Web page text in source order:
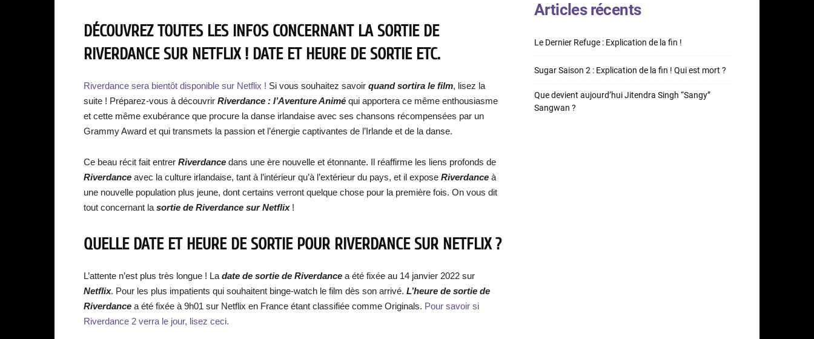
DÉCOUVREZ TOUTES LES INFOS CONCERNANT LA SORTIE DE
RIVERDANCE SUR NETFLIX ! DATE ET HEURE DE SORTIE ETC.
Riverdance sera bientôt disponible sur Netflix ! Si vous souhaitez savoir quand sortira le film, lisez la
suite ! Préparez-vous à découvrir Riverdance : l’Aventure Animé qui apportera ce même enthousiasme
et cette même exubérance que procure la danse irlandaise avec ses chansons récompensées par un
Grammy Award et qui transmets la passion et l’énergie captivantes de l’Irlande et de la danse.
Ce beau récit fait entrer Riverdance dans une ère nouvelle et étonnante. Il réaffirme les liens profonds de
Riverdance avec la culture irlandaise, tant à l’intérieur qu’à l’extérieur du pays, et il expose Riverdance à
une nouvelle population plus jeune, dont certains verront quelque chose pour la première fois. On vous dit
tout concernant la sortie de Riverdance sur Netflix!
QUELLE DATE ET HEURE DE SORTIE POUR RIVERDANCE SUR NETFLIX ?
L’attente n’est plus très longue ! La date de sortie de Riverdance a été fixée au 14 janvier 2022 sur
Netflix. Pour les plus impatients qui souhaitent binge-watch le film dès son arrivé. L’heure de sortie de
Riverdance a été fixée à 9h01 sur Netflix en France étant classifiée comme Originals. Pour savoir si
Riverdance 2 verra le jour, lisez ceci.
Articles récents
Le Dernier Refuge : Explication de la fin !
Sugar Saison 2 : Explication de la fin ! Qui est mort ?
Que devient aujourd’hui Jitendra Singh “Sangy”
Sangwan ?